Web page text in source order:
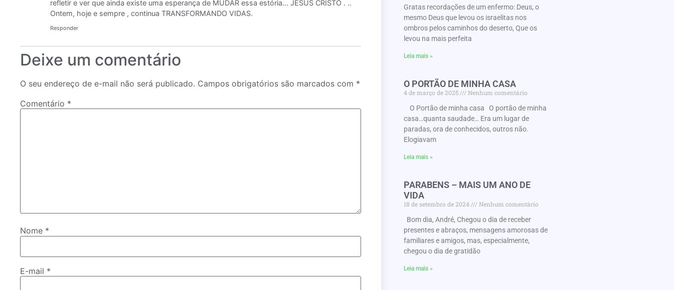
refletir e ver que ainda existe uma esperança de MUDAR essa estória… JESUS CRISTO . ..
Ontem, hoje e sempre , continua TRANSFORMANDO VIDAS.
Responder
Deixe um comentário
O seu endereço de e-mail não será publicado. Campos obrigatórios são marcados com *
Comentário *
Nome *
E-mail *
Gratas recordações de um enfermo: Deus, o
mesmo Deus que levou os israelitas nos
ombros pelos caminhos do deserto, Que os
levou na mais perfeita
Leia mais »
O PORTÃO DE MINHA CASA
4 de março de 2025
Nenhum comentário
O Portão de minha casa O portão de minha
casa…quanta saudade… Era um lugar de
paradas, ora de conhecidos, outros não.
Elogiavam
Leia mais »
PARABENS – MAIS UM ANO DE
VIDA
18 de setembro de 2024
Nenhum comentário
Bom dia, André, Chegou o dia de receber
presentes e abraços, mensagens amorosas de
familiares e amigos, mas, especialmente,
chegou o dia de gratidão
Leia mais »